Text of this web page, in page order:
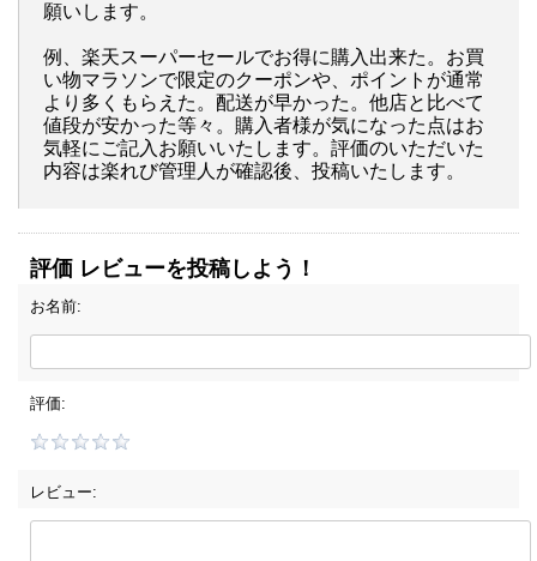
願いします。
例、楽天スーパーセールでお得に購入出来た。お買
い物マラソンで限定のクーポンや、ポイントが通常
より多くもらえた。配送が早かった。他店と比べて
値段が安かった等々。購入者様が気になった点はお
気軽にご記入お願いいたします。評価のいただいた
内容は楽れび管理人が確認後、投稿いたします。
評価 レビューを投稿しよう！
お名前:
評価:
レビュー: